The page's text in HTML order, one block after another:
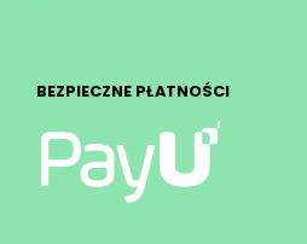
BEZPIECZNE PŁATNOŚCI